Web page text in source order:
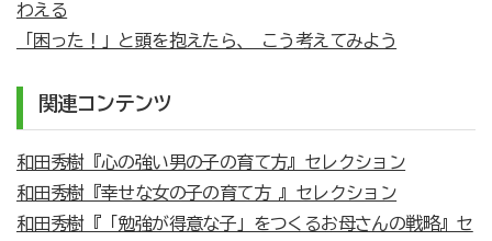
わえる
「困った！」と頭を抱えたら、 こう考えてみよう
関連コンテンツ
和田秀樹『心の強い男の子の育て方』セレクション
和田秀樹『幸せな女の子の育て方 』セレクション
和田秀樹『「勉強が得意な子」をつくるお母さんの戦略』セ